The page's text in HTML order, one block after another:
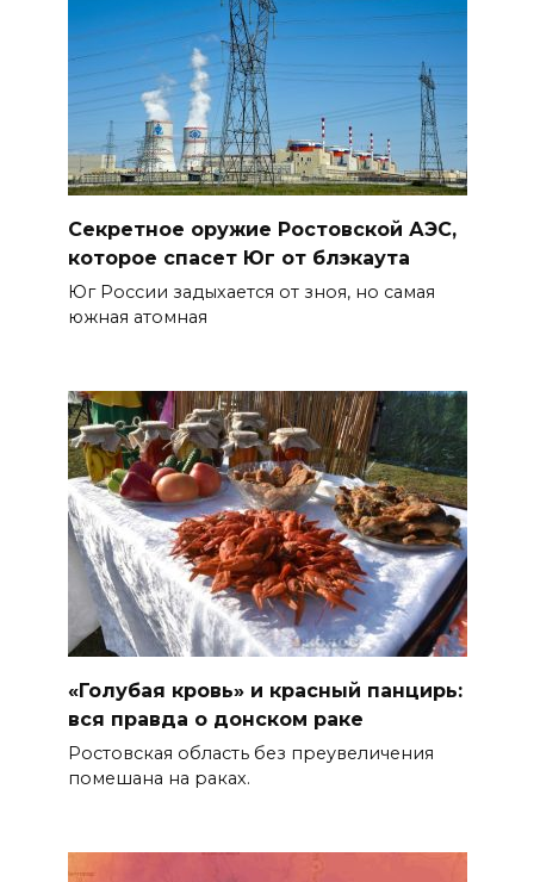
Секретное оружие Ростовской АЭС,
которое спасет Юг от блэкаута
Юг России задыхается от зноя, но самая
южная атомная
«Голубая кровь» и красный панцирь:
вся правда о донском раке
Ростовская область без преувеличения
помешана на раках.